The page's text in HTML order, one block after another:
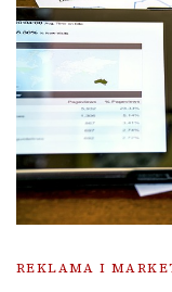
REKLAMA I